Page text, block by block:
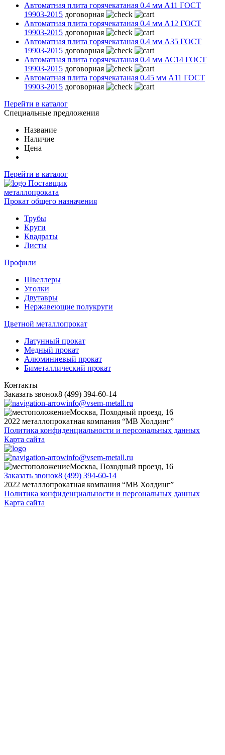
Автоматная плита горячекатаная 0.4 мм А11 ГОСТ
19903-2015 договорная
Автоматная плита горячекатаная 0.4 мм А12 ГОСТ
19903-2015 договорная
Автоматная плита горячекатаная 0.4 мм А35 ГОСТ
19903-2015 договорная
Автоматная плита горячекатаная 0.4 мм АС14 ГОСТ
19903-2015 договорная
Автоматная плита горячекатаная 0.45 мм А11 ГОСТ
19903-2015 договорная
Перейти в каталог
Специальные предложения
Название
Наличие
Цена
Перейти в каталог
Поставщик
металлопроката
Прокат общего назначения
Трубы
Круги
Квадраты
Листы
Профили
Швеллеры
Уголки
Двутавры
Нержавеющие полукруги
Цветной металлопрокат
Латунный прокат
Медный прокат
Алюминиевый прокат
Биметаллический прокат
Контакты
Заказать звонок8 (499) 394-60-14
info@vsem-metall.ru
Москва, Походный проезд, 16
2022 металлопрокатная компания “MB Холдинг”
Политика конфиденциальности и персональных данных
Карта сайта
info@vsem-metall.ru
Москва, Походный проезд, 16
Заказать звонок8 (499) 394-60-14
2022 металлопрокатная компания “MB Холдинг”
Политика конфиденциальности и персональных данных
Карта сайта